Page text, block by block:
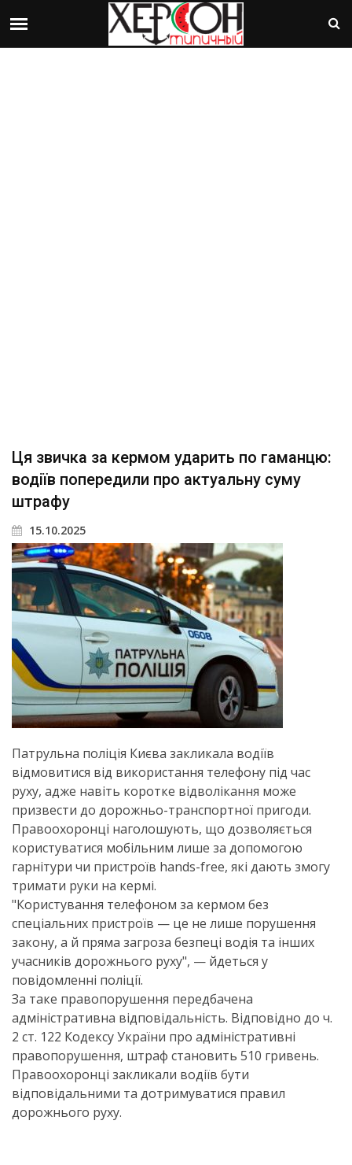
Ця звичка за кермом ударить по гаманцю:
водіїв попередили про актуальну суму
штрафу
15.10.2025
Патрульна поліція Києва закликала водіїв
відмовитися від використання телефону під час
руху, адже навіть коротке відволікання може
призвести до дорожньо-транспортної пригоди.
Правоохоронці наголошують, що дозволяється
користуватися мобільним лише за допомогою
гарнітури чи пристроїв hands-free, які дають змогу
тримати руки на кермі.
"Користування телефоном за кермом без
спеціальних пристроїв — це не лише порушення
закону, а й пряма загроза безпеці водія та інших
учасників дорожнього руху", — йдеться у
повідомленні поліції.
За таке правопорушення передбачена
адміністративна відповідальність. Відповідно до ч.
2 ст. 122 Кодексу України про адміністративні
правопорушення, штраф становить 510 гривень.
Правоохоронці закликали водіїв бути
відповідальними та дотримуватися правил
дорожнього руху.